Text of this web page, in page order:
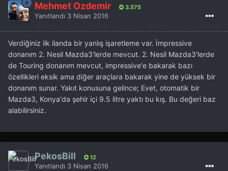
Mehmet Özdemir 3.575
Yanıtlandı 3 Nisan 2016
Verdiğiniz ilk ilanda bir yanlış işaretleme var. İmpressive
donanım 2. Nesil Mazda3'lerde mevcut. 2. Nesil Mazda3'lerde
de Touring donanım mevcut, impressive'e bakarak bazı
özellikleri eksik ama diğer araçlara bakarak yine de yüksek bir
donanım sunar. Yakıt konusuna gelince; Evet, otomatik bir
Mazda3, Konya'da şehir içi 9.5 litre yaktı bu kış. Bu değeri baz
alabilirsiniz.
PekosBill 12
Yanıtlandı 3 Nisan 2016